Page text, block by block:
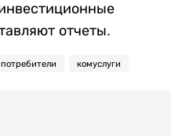
отчеты.
потребители комуслуги